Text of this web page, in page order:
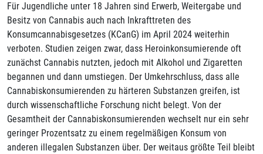
Für Jugendliche unter 18 Jahren sind Erwerb, Weitergabe und
Besitz von Cannabis auch nach Inkrafttreten des
Konsumcannabisgesetzes (KCanG) im April 2024 weiterhin
verboten. Studien zeigen zwar, dass Heroinkonsumierende oft
zunächst Cannabis nutzten, jedoch mit Alkohol und Zigaretten
begannen und dann umstiegen. Der Umkehrschluss, dass alle
Cannabiskonsumierenden zu härteren Substanzen greifen, ist
durch wissenschaftliche Forschung nicht belegt. Von der
Gesamtheit der Cannabiskonsumierenden wechselt nur ein sehr
geringer Prozentsatz zu einem regelmäßigen Konsum von
anderen illegalen Substanzen über. Der weitaus größte Teil bleibt